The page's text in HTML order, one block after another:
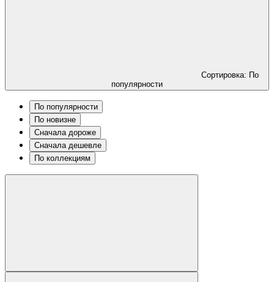
Сортировка: По
популярности
По популярности
По новизне
Сначала дороже
Сначала дешевле
По коллекциям